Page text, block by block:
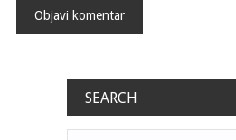
SEARCH